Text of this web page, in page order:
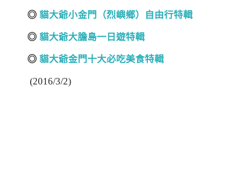
◎ 貓大爺小金門（烈嶼鄉）自由行特輯
◎ 貓大爺大膽島一日遊特輯
◎ 貓大爺金門十大必吃美食特輯
(2016/3/2)